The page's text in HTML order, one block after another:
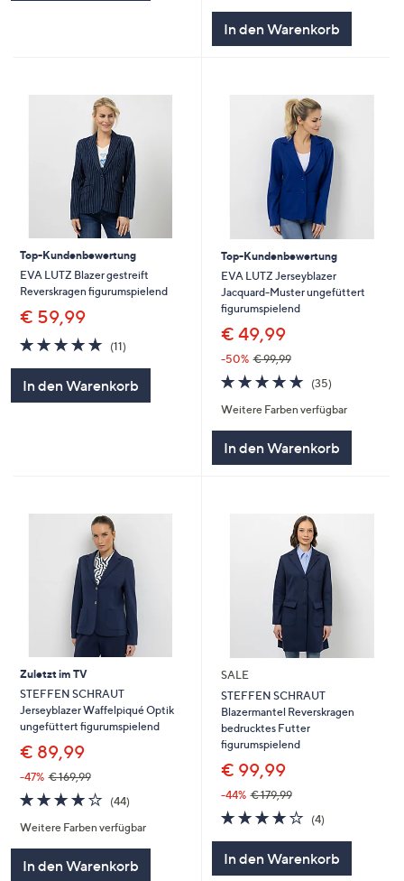
In den Warenkorb
Top-Kundenbewertung
EVA LUTZ Blazer gestreift
Reverskragen figurumspielend
€ 59,99
4.7
von
(11)11
In den Warenkorb
Top-Kundenbewertung
EVA LUTZ Jerseyblazer
Jacquard-Muster ungefüttert
figurumspielend
€ 49,99
-50% € 99,99
4.7
von
5
(35)35
Weitere Farben verfügbar
In den Warenkorb
Zuletzt im TV
STEFFEN SCHRAUT
Jerseyblazer Waffelpiqué Optik
ungefüttert figurumspielend
€ 89,99
-47% € 169,99
4.0
von
5
(44)44
Weitere Farben verfügbar
In den Warenkorb
SALE
STEFFEN SCHRAUT
Blazermantel Reverskragen
bedrucktes Futter
figurumspielend
€ 99,99
-44% € 179,99
3.8
von
(4)4
In den Warenkorb